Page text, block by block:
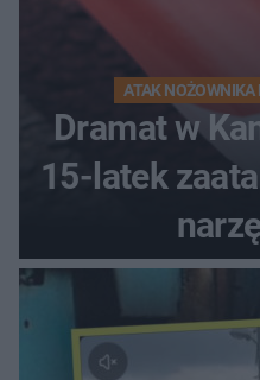
ATAK
Dramat w
15-latek